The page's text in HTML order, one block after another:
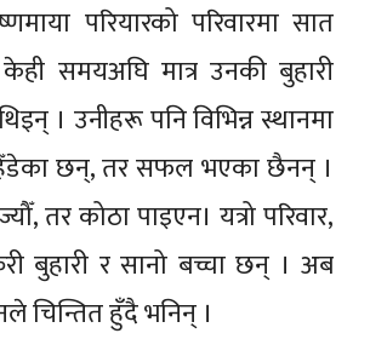
परियारको परिवारमा सात
समयअघि मात्र उनकी बुहारी
। उनीहरू पनि विभिन्न स्थानमा
छन्, तर सफल भएका छैनन् ।
तर कोठा पाइएन। यत्रो परिवार,
बुहारी र सानो बच्चा छन् । अब
चिन्तित हुँदै भनिन् ।